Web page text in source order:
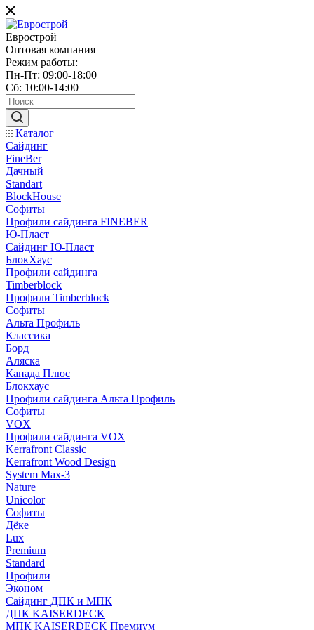
Еврострой
Оптовая компания
Режим работы:
Пн-Пт: 09:00-18:00
Сб: 10:00-14:00
Каталог
Сайдинг
FineBer
Дачный
Standart
BlockHouse
Софиты
Профили сайдинга FINEBER
Ю-Пласт
Сайдинг Ю-Пласт
БлокХаус
Профили сайдинга
Timberblock
Профили Timberblock
Софиты
Альта Профиль
Классика
Борд
Аляска
Канада Плюс
Блокхаус
Профили сайдинга Альта Профиль
Софиты
VOX
Профили сайдинга VOX
Kerrafront Classic
Kerrafront Wood Design
System Max-3
Nature
Unicolor
Софиты
Дёке
Lux
Premium
Standard
Профили
Эконом
Сайдинг ДПК и МПК
ДПК KAISERDECK
МПК KAISERDECK Премиум